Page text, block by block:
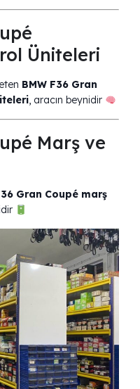
Üniteleri
BMW F36 Gran
, aracın beynidir
Marş ve
Gran Coupé marş